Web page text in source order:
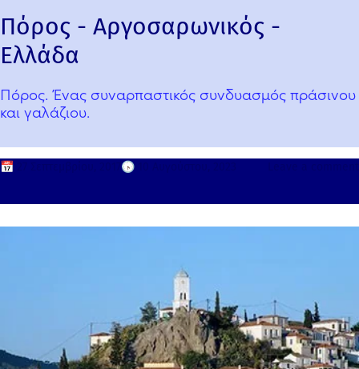
Πόρος - Αργοσαρωνικός -
Ελλάδα
Πόρος. Ένας συναρπαστικός συνδυασμός πράσινου
και γαλάζιου.
📅 🕟